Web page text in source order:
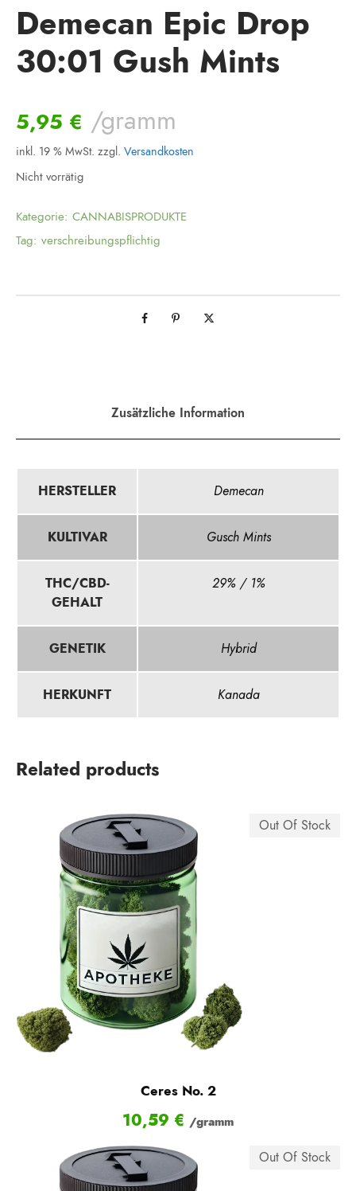
Demecan Epic Drop
30:01 Gush Mints
5,95 € /gramm
inkl. 19 % MwSt. zzgl. Versandkosten
Nicht vorrätig
Kategorie: CANNABISPRODUKTE
Tag: verschreibungspflichtig
Zusätzliche Information
HERSTELLER Demecan
KULTIVAR Gusch Mints
THC/CBD-
GEHALT
29% / 1%
GENETIK Hybrid
HERKUNFT Kanada
Related products
Out Of Stock
Ceres No. 2
10,59 € /gramm
Out Of Stock